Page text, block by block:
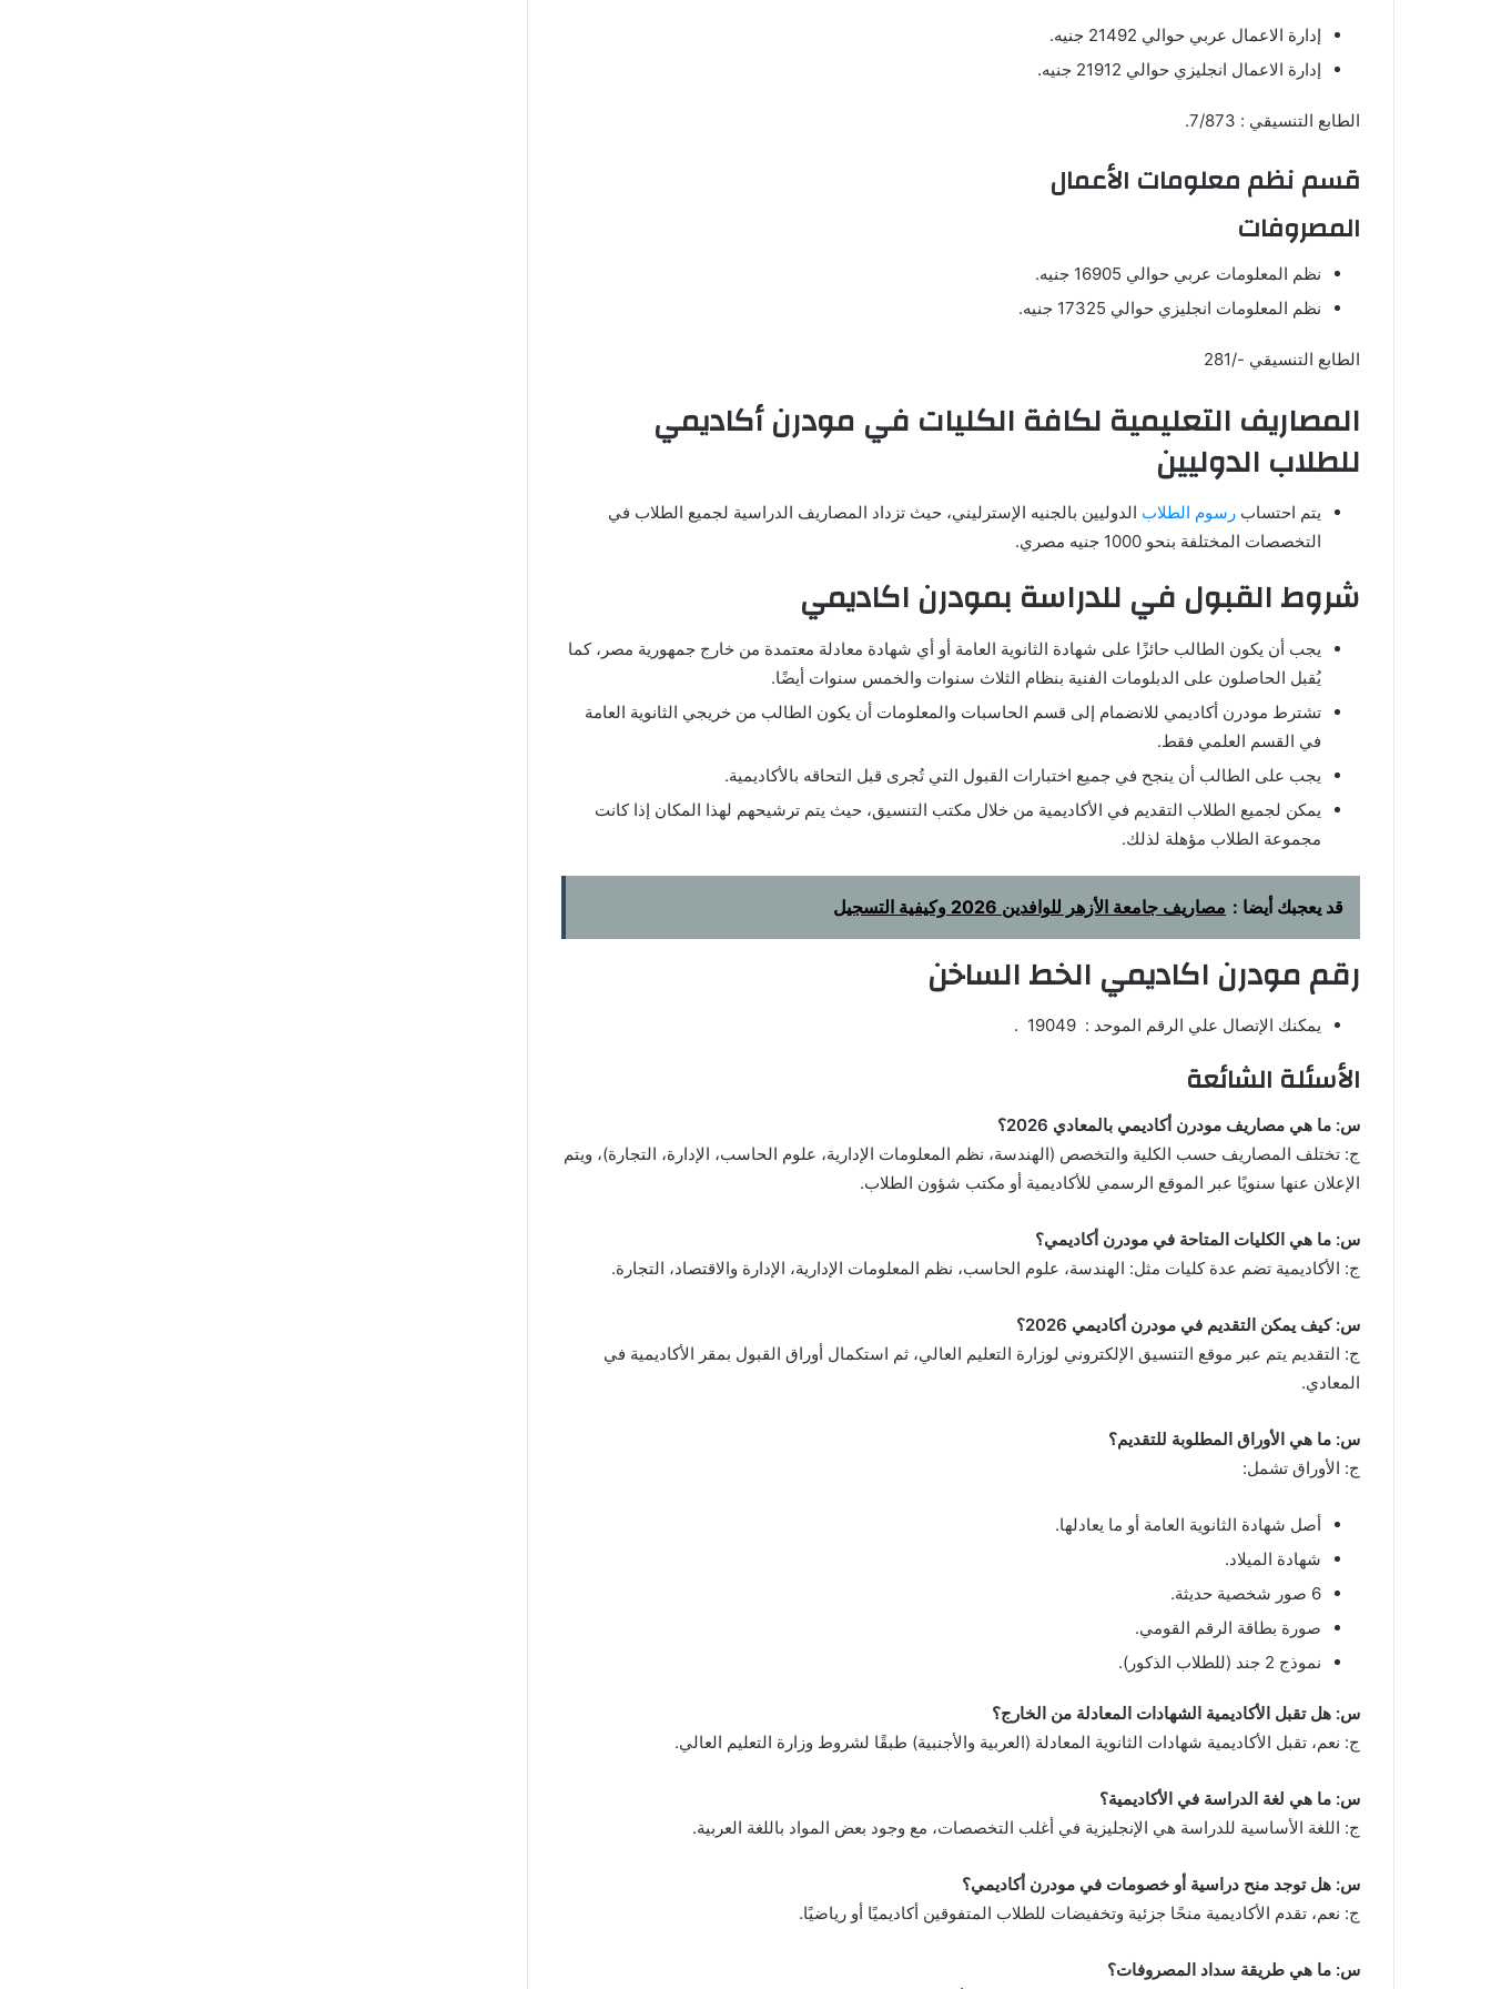
إدارة الاعمال عربي حوالي 21492 جنيه.
إدارة الاعمال انجليزي حوالي 21912 جنيه.
الطابع التنسيقي : 7/873.
قسم نظم معلومات الأعمال
المصروفات
نظم المعلومات عربي حوالي 16905 جنيه.
نظم المعلومات انجليزي حوالي 17325 جنيه.
الطابع التنسيقي -/281
المصاريف التعليمية لكافة الكليات في مودرن أكاديمي
للطلاب الدوليين
يتم احتساب رسوم الطلاب الدوليين بالجنيه الإسترليني، حيث تزداد المصاريف الدراسية لجميع الطلاب في
التخصصات المختلفة بنحو 1000 جنيه مصري.
شروط القبول في للدراسة بمودرن اكاديمي
يجب أن يكون الطالب حائزًا على شهادة الثانوية العامة أو أي شهادة معادلة معتمدة من خارج جمهورية مصر، كما
يُقبل الحاصلون على الدبلومات الفنية بنظام الثلاث سنوات والخمس سنوات أيضًا.
تشترط مودرن أكاديمي للانضمام إلى قسم الحاسبات والمعلومات أن يكون الطالب من خريجي الثانوية العامة
في القسم العلمي فقط.
يجب على الطالب أن ينجح في جميع اختبارات القبول التي تُجرى قبل التحاقه بالأكاديمية.
يمكن لجميع الطلاب التقديم في الأكاديمية من خلال مكتب التنسيق، حيث يتم ترشيحهم لهذا المكان إذا كانت
مجموعة الطلاب مؤهلة لذلك.
قد يعجبك أيضا : مصاريف جامعة الأزهر للوافدين 2026 وكيفية التسجيل
رقم مودرن اكاديمي الخط الساخن
يمكنك الإتصال علي الرقم الموحد : 19049 .
الأسئلة الشائعة
س: ما هي مصاريف مودرن أكاديمي بالمعادي 2026؟
ج: تختلف المصاريف حسب الكلية والتخصص (الهندسة، نظم المعلومات الإدارية، علوم الحاسب، الإدارة، التجارة)، ويتم
الإعلان عنها سنويًا عبر الموقع الرسمي للأكاديمية أو مكتب شؤون الطلاب.
س: ما هي الكليات المتاحة في مودرن أكاديمي؟
ج: الأكاديمية تضم عدة كليات مثل: الهندسة، علوم الحاسب، نظم المعلومات الإدارية، الإدارة والاقتصاد، التجارة.
س: كيف يمكن التقديم في مودرن أكاديمي 2026؟
ج: التقديم يتم عبر موقع التنسيق الإلكتروني لوزارة التعليم العالي، ثم استكمال أوراق القبول بمقر الأكاديمية في
المعادي.
س: ما هي الأوراق المطلوبة للتقديم؟
ج: الأوراق تشمل:
أصل شهادة الثانوية العامة أو ما يعادلها.
شهادة الميلاد.
6 صور شخصية حديثة.
صورة بطاقة الرقم القومي.
نموذج 2 جند (للطلاب الذكور).
س: هل تقبل الأكاديمية الشهادات المعادلة من الخارج؟
ج: نعم، تقبل الأكاديمية شهادات الثانوية المعادلة (العربية والأجنبية) طبقًا لشروط وزارة التعليم العالي.
س: ما هي لغة الدراسة في الأكاديمية؟
ج: اللغة الأساسية للدراسة هي الإنجليزية في أغلب التخصصات، مع وجود بعض المواد باللغة العربية.
س: هل توجد منح دراسية أو خصومات في مودرن أكاديمي؟
ج: نعم، تقدم الأكاديمية منحًا جزئية وتخفيضات للطلاب المتفوقين أكاديميًا أو رياضيًا.
س: ما هي طريقة سداد المصروفات؟